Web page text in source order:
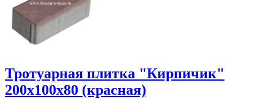
Тротуарная плитка "Кирпичик"
200х100х80 (красная)